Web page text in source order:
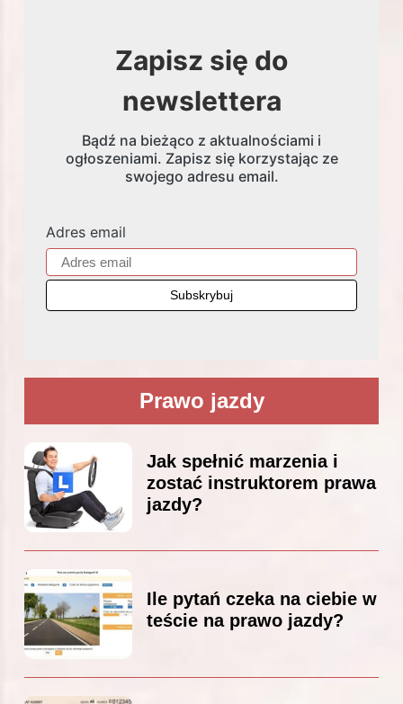
Zapisz się do
newslettera
Bądź na bieżąco z aktualnościami i
ogłoszeniami. Zapisz się korzystając ze
swojego adresu email.
Adres email
Prawo jazdy
Jak spełnić marzenia i
zostać instruktorem prawa
jazdy?
Ile pytań czeka na ciebie w
teście na prawo jazdy?